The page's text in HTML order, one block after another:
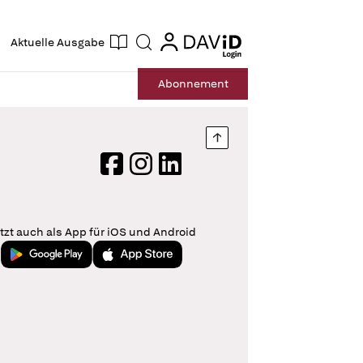
Aktuelle Ausgabe Suche login
login
Abonnement
Nach oben springen
FacebookInstagram
LinkedIn
auch als App für iOS und Android
Jetzt bei Google PlayLaden im App Store